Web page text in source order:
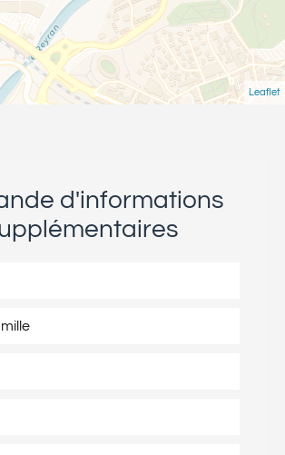
Leaflet
d'informations